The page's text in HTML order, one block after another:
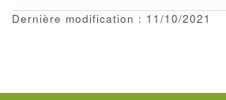
Dernière modification : 11/10/2021